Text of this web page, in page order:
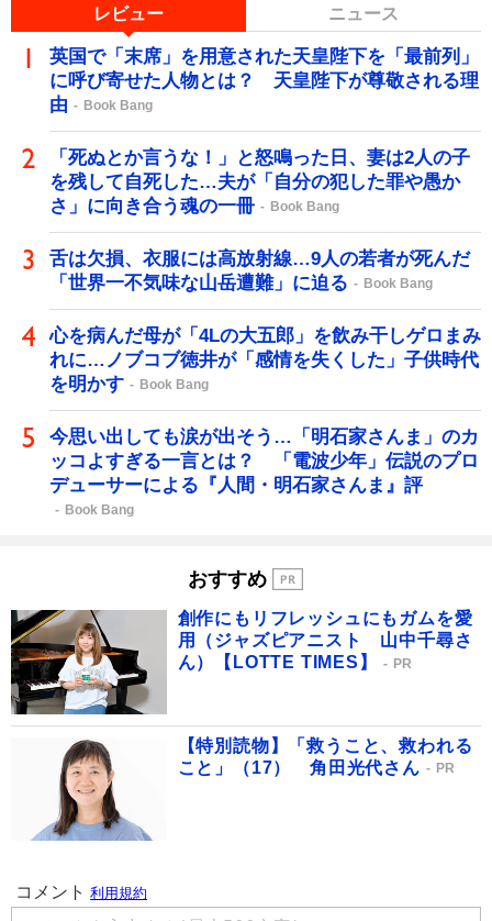
レビュー ニュース
英国で「末席」を用意された天皇陛下を「最前列」
に呼び寄せた人物とは？ 天皇陛下が尊敬される理
由
Book Bang
「死ぬとか言うな！」と怒鳴った日、妻は2人の子
を残して自死した…夫が「自分の犯した罪や愚か
さ」に向き合う魂の一冊
Book Bang
舌は欠損、衣服には高放射線…9人の若者が死んだ
「世界一不気味な山岳遭難」に迫る
Book Bang
心を病んだ母が「4Lの大五郎」を飲み干しゲロまみ
れに…ノブコブ徳井が「感情を失くした」子供時代
を明かす
Book Bang
今思い出しても涙が出そう…「明石家さんま」のカ
ッコよすぎる一言とは？ 「電波少年」伝説のプロ
デューサーによる『人間・明石家さんま』評
Book Bang
おすすめ
創作にもリフレッシュにもガムを愛
用（ジャズピアニスト 山中千尋さ
ん）【LOTTE TIMES】
PR
【特別読物】「救うこと、救われる
こと」（17） 角田光代さん
PR